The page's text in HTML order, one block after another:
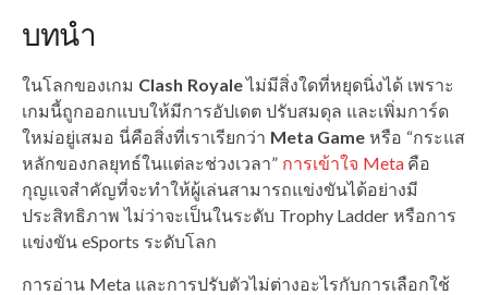
บทนำ
ในโลกของเกม Clash Royaleไม่มีสิ่งใดที่หยุดนิ่งได้ เพราะ
เกมนี้ถูกออกแบบให้มีการอัปเดต ปรับสมดุล และเพิ่มการ์ด
ใหม่อยู่เสมอ นี่คือสิ่งที่เราเรียกว่า Meta Game หรือ “กระแส
หลักของกลยุทธ์ในแต่ละช่วงเวลา” การเข้าใจ Metaคือ
กุญแจสำคัญที่จะทำให้ผู้เล่นสามารถแข่งขันได้อย่างมี
ประสิทธิภาพ ไม่ว่าจะเป็นในระดับ Trophy Ladder หรือการ
แข่งขัน eSports ระดับโลก
การอ่าน Meta และการปรับตัวไม่ต่างอะไรกับการเลือกใช้